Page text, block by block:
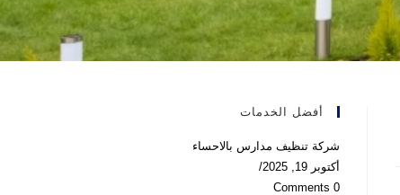
أفضل الخدمات
شركة تنظيف مدارس بالاحساء
أكتوبر 19, 2025
/
0 Comments